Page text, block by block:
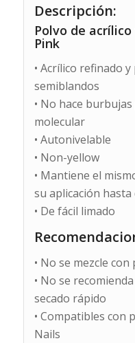
Descripción:
Polvo de
Pink
• Acrílico refinado
semiblandos
• No hace
molecular
• Autonivelable
• Non-yellow
• Mantiene el
su aplicación
• De fácil limado
• No se mezcle
• No se
secado rápido
• Compatibles
Nails